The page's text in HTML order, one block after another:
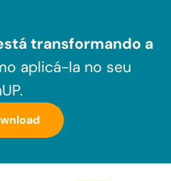
transformando a
aplicá-la no seu